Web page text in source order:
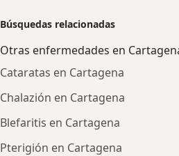
Búsquedas relacionadas
Otras enfermedades en
Cataratas en Cartagena
Chalazión en Cartagena
Blefaritis en Cartagena
Pterigión en Cartagena